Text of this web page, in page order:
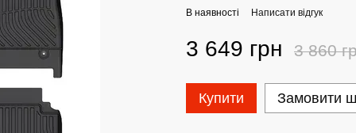
В наявності Написати відгук
3 649 грн 3 860
Купити Замовити